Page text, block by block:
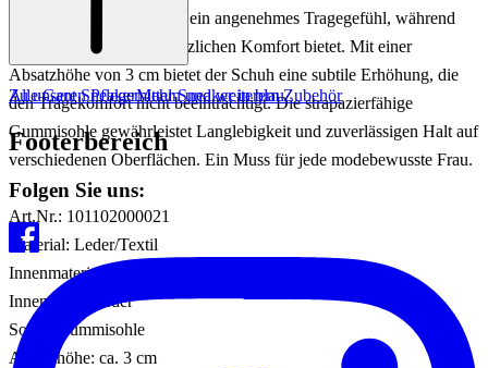
Leder und Textil sorgt für ein angenehmes Tragegefühl, während
die Lederinnensohle zusätzlichen Komfort bietet. Mit einer
Absatzhöhe von 3 cm bietet der Schuh eine subtile Erhöhung, die
den Tragekomfort nicht beeinträchtigt. Die strapazierfähige
Gummisohle gewährleistet Langlebigkeit und zuverlässigen Halt auf
verschiedenen Oberflächen. Ein Muss für jede modebewusste Frau.
Art.Nr.: 101102000021
Material: Leder/Textil
Innenmaterial: Leder/Textil
Innensohle: Leder
Sohle: Gummisohle
Absatzhöhe: ca. 3 cm
Zu unseren Pflegemitteln und weiterem Zubehör
Alle Gant SneakerMehr Sneaker in blau
Footerbereich
Folgen Sie uns: